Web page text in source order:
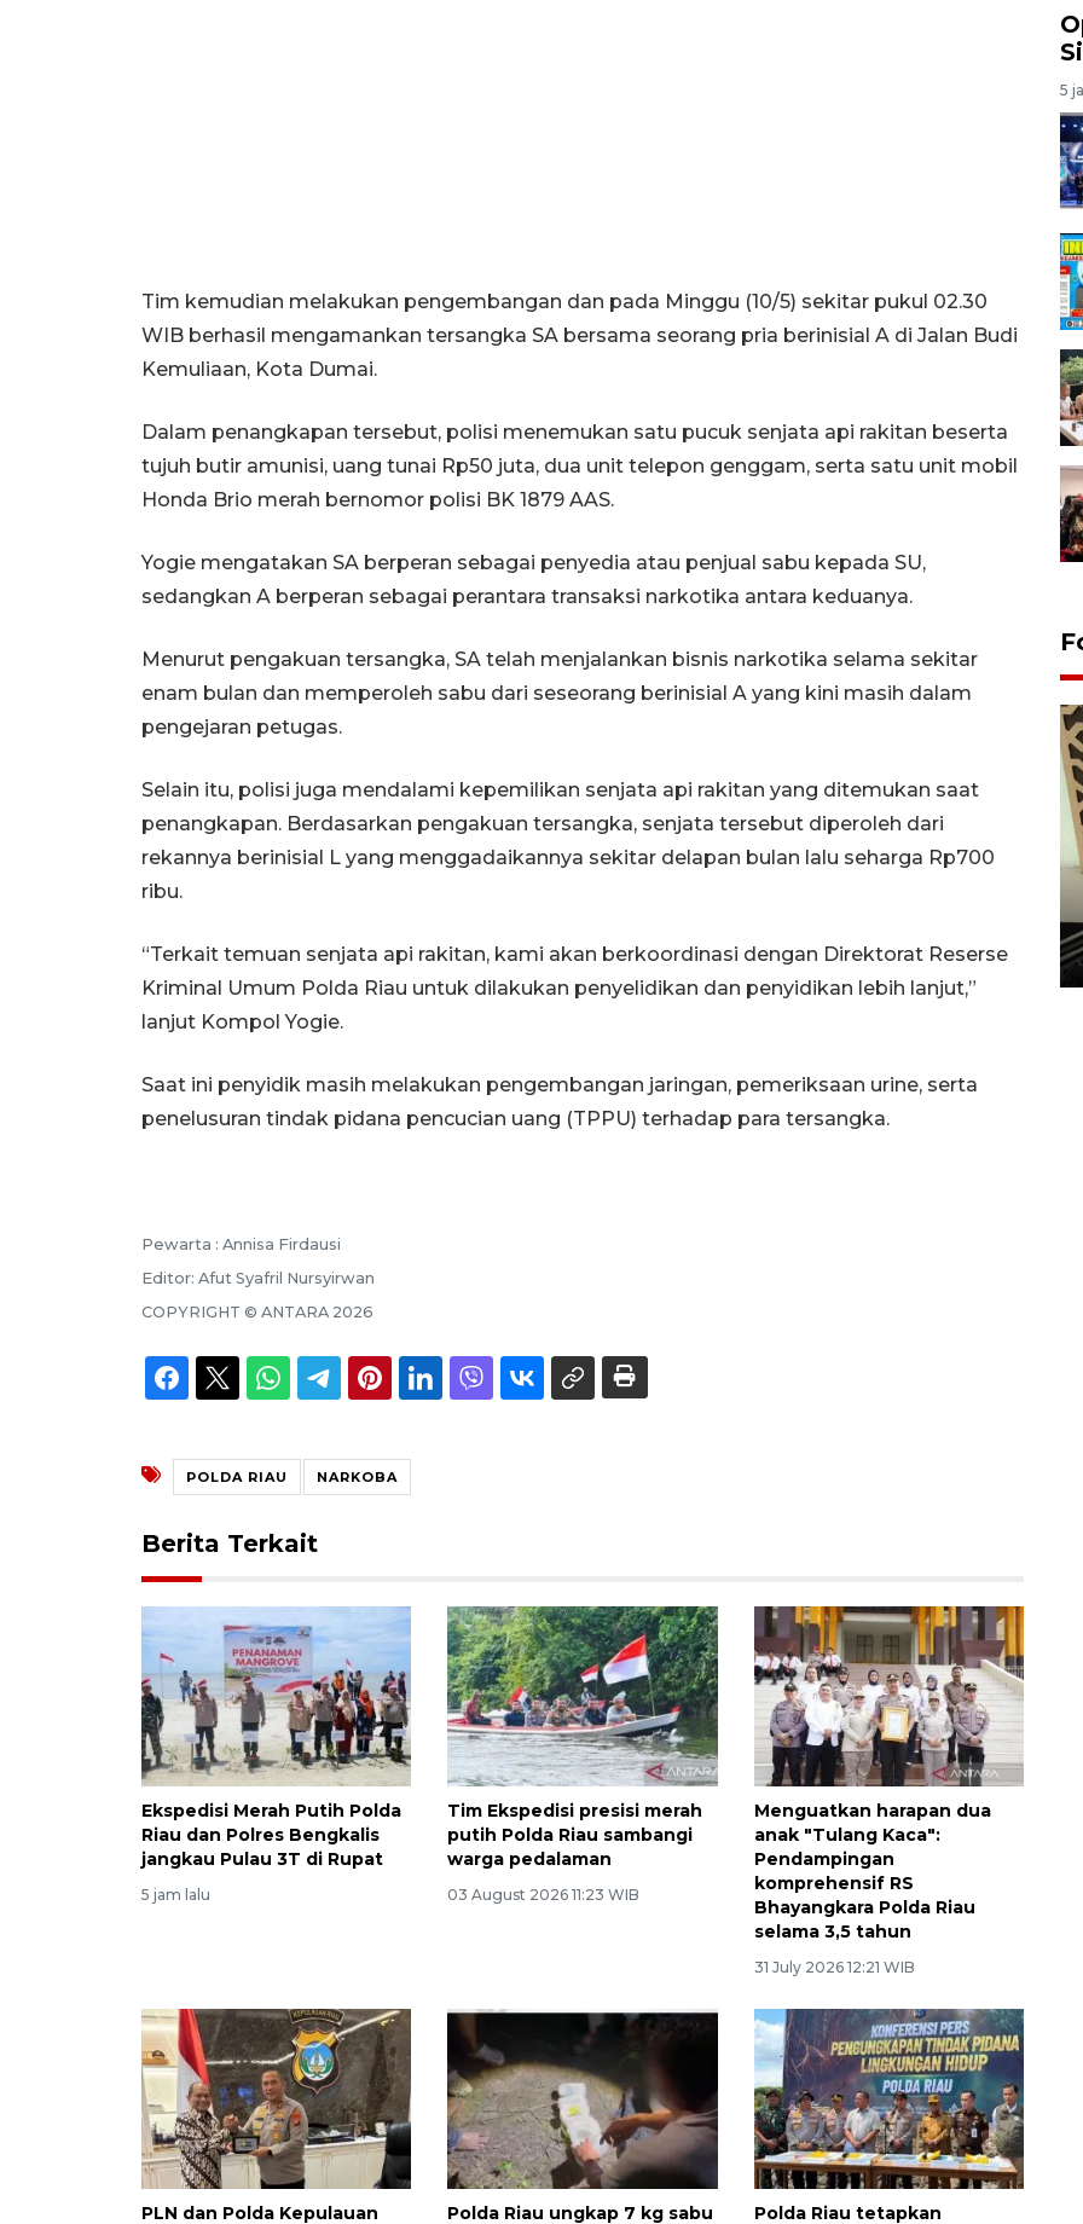
Tim kemudian melakukan pengembangan dan pada Minggu (10/5) sekitar pukul 02.30
WIB berhasil mengamankan tersangka SA bersama seorang pria berinisial A di Jalan Budi
Kemuliaan, Kota Dumai.
Dalam penangkapan tersebut, polisi menemukan satu pucuk senjata api rakitan beserta
tujuh butir amunisi, uang tunai Rp50 juta, dua unit telepon genggam, serta satu unit mobil
Honda Brio merah bernomor polisi BK 1879 AAS.
Yogie mengatakan SA berperan sebagai penyedia atau penjual sabu kepada SU,
sedangkan A berperan sebagai perantara transaksi narkotika antara keduanya.
Menurut pengakuan tersangka, SA telah menjalankan bisnis narkotika selama sekitar
enam bulan dan memperoleh sabu dari seseorang berinisial A yang kini masih dalam
pengejaran petugas.
Selain itu, polisi juga mendalami kepemilikan senjata api rakitan yang ditemukan saat
penangkapan. Berdasarkan pengakuan tersangka, senjata tersebut diperoleh dari
rekannya berinisial L yang menggadaikannya sekitar delapan bulan lalu seharga Rp700
ribu.
“Terkait temuan senjata api rakitan, kami akan berkoordinasi dengan Direktorat Reserse
Kriminal Umum Polda Riau untuk dilakukan penyelidikan dan penyidikan lebih lanjut,”
lanjut Kompol Yogie.
Saat ini penyidik masih melakukan pengembangan jaringan, pemeriksaan urine, serta
penelusuran tindak pidana pencucian uang (TPPU) terhadap para tersangka.
Pewarta : Annisa Firdausi
Editor: Afut Syafril Nursyirwan
COPYRIGHT © ANTARA 2026
POLDA RIAU NARKOBA
Berita Terkait
Ekspedisi Merah Putih Polda
Riau dan Polres Bengkalis
jangkau Pulau 3T di Rupat
5 jam lalu
Tim Ekspedisi presisi merah
putih Polda Riau sambangi
warga pedalaman
03 August 2026 11:23 WIB
Menguatkan harapan dua
anak "Tulang Kaca":
Pendampingan
komprehensif RS
Bhayangkara Polda Riau
selama 3,5 tahun
31 July 2026 12:21 WIB
PLN dan Polda Kepulauan Polda Riau ungkap 7 kg sabu Polda Riau tetapkan
5
20 September 2025 12:14 WIB